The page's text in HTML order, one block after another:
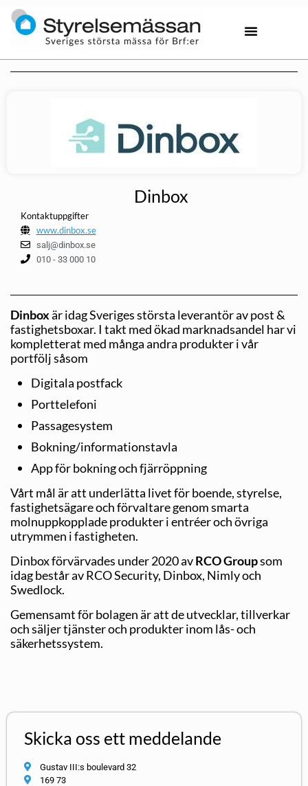
Dinbox
Kontaktuppgifter
www.dinbox.se
salj@dinbox.se
010 - 33 000 10
Dinboxär idag Sveriges största leverantör av post &
fastighetsboxar. I takt med ökad marknadsandel har vi
kompletterat med många andra produkter i vår
portfölj såsom
Digitala postfack
Porttelefoni
Passagesystem
Bokning/informationstavla
App för bokning och fjärröppning
Vårt mål är att underlätta livet för boende, styrelse,
fastighetsägare och förvaltare genom smarta
molnuppkopplade produkter i entréer och övriga
utrymmen i fastigheten.
Dinbox förvärvades under 2020 avRCO Groupsom
idag består av RCO Security, Dinbox, Nimly och
Swedlock.
Gemensamt för bolagen är att de utvecklar, tillverkar
och säljer tjänster och produkter inom lås- och
säkerhetssystem.
Skicka oss ett meddelande
Gustav III:s boulevard 32
169 73